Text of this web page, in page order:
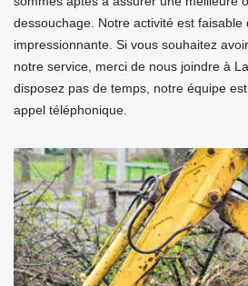
dessouchage. Notre activité est faisable
impressionnante. Si vous souhaitez
notre service, merci de nous joindre à
disposez pas de temps, notre équipe
appel téléphonique.